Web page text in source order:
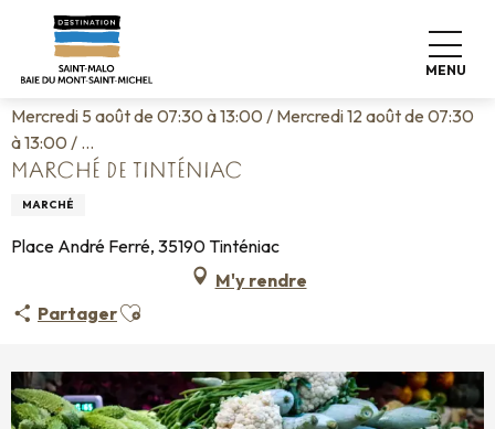
contenu
MENU
Accueil Vivre comme chez nous
Marché de Tinténiac
Mercredi 5 août de 07:30 à 13:00 / Mercredi 12 août de 07:30
à 13:00 / ...
MARCHÉ DE TINTÉNIAC
MARCHÉ
Place André Ferré, 35190 Tinténiac
M'y rendre
PartagerAjouter aux favoris